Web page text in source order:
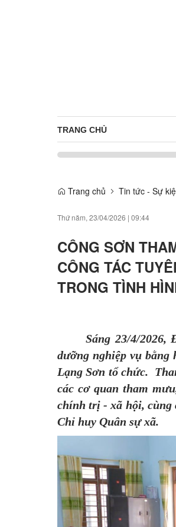
TRANG CHỦ
Trang chủ Tin tức - Sự
Thứ năm, 23/04/2026 | 09:44
CÔNG SƠN
CÔNG TÁC
TRONG TÌNH
Sáng 23/4/
dưỡng nghiệp vụ
Lạng Sơn tổ chức.
các cơ quan tham
chính trị - xã hội, cùng
Chỉ huy Quân sự xã.